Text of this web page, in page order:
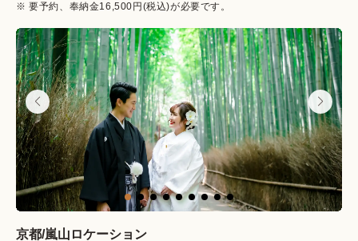
※ 要予約、奉納金16,500円(税込)が必要です。
京都/嵐山 ロケーション